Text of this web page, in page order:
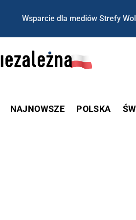
Wsparcie dla mediów Strefy
NAJNOWSZE POLSKA